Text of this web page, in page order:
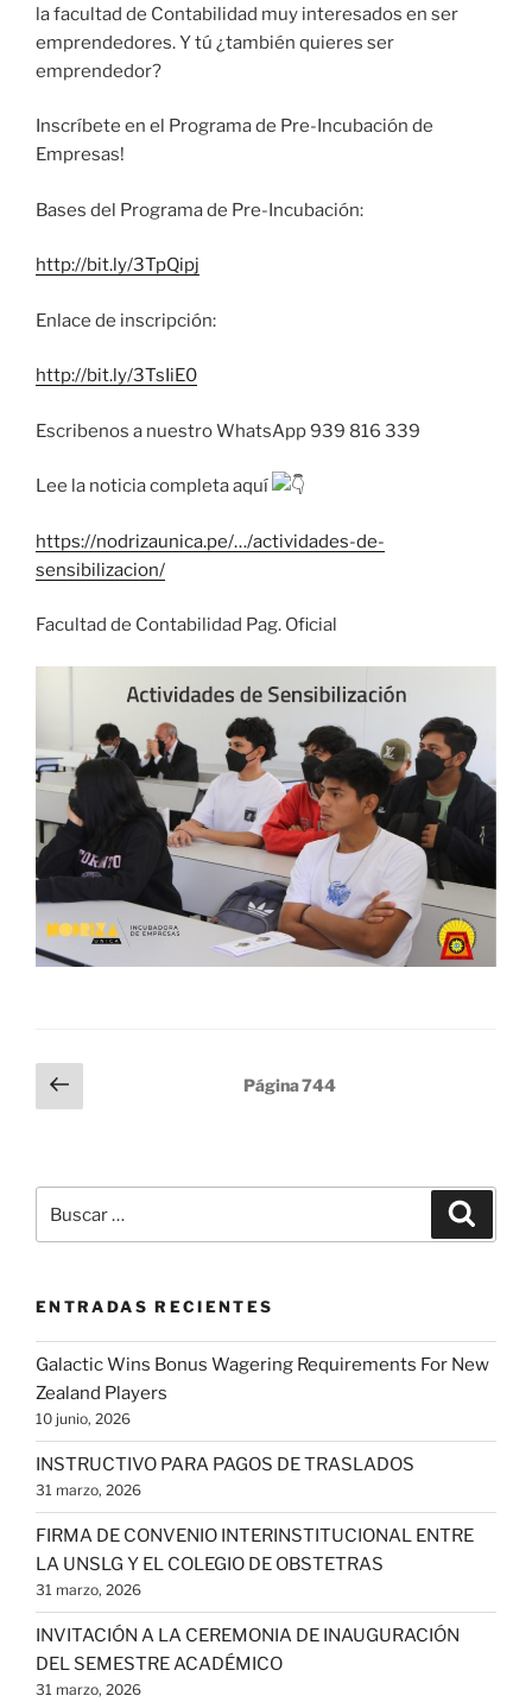
la facultad de Contabilidad muy interesados en ser
emprendedores. Y tú ¿también quieres ser
emprendedor?
Inscríbete en el Programa de Pre-Incubación de
Empresas!
Bases del Programa de Pre-Incubación:
http://bit.ly/3TpQipj
Enlace de inscripción:
http://bit.ly/3TsIiE0
Escribenos a nuestro WhatsApp 939 816 339
Lee la noticia completa aquí
https://nodrizaunica.pe/…/actividades-de-
sensibilizacion/
Facultad de Contabilidad Pag. Oficial
Paginación
de
Página
anterior
Página744
por:
ENTRADAS RECIENTES
Galactic Wins Bonus Wagering Requirements For New
Zealand Players
10 junio, 2026
INSTRUCTIVO PARA PAGOS DE TRASLADOS
31 marzo, 2026
FIRMA DE CONVENIO INTERINSTITUCIONAL ENTRE
LA UNSLG Y EL COLEGIO DE OBSTETRAS
31 marzo, 2026
INVITACIÓN A LA CEREMONIA DE INAUGURACIÓN
DEL SEMESTRE ACADÉMICO
31 marzo, 2026